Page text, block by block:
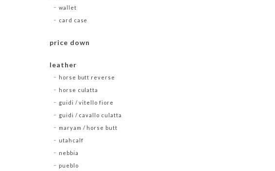
wallet
card case
price down
leather
horse butt reverse
horse culatta
guidi / vitello fiore
guidi / cavallo culatta
maryam / horse butt
utahcalf
nebbia
pueblo